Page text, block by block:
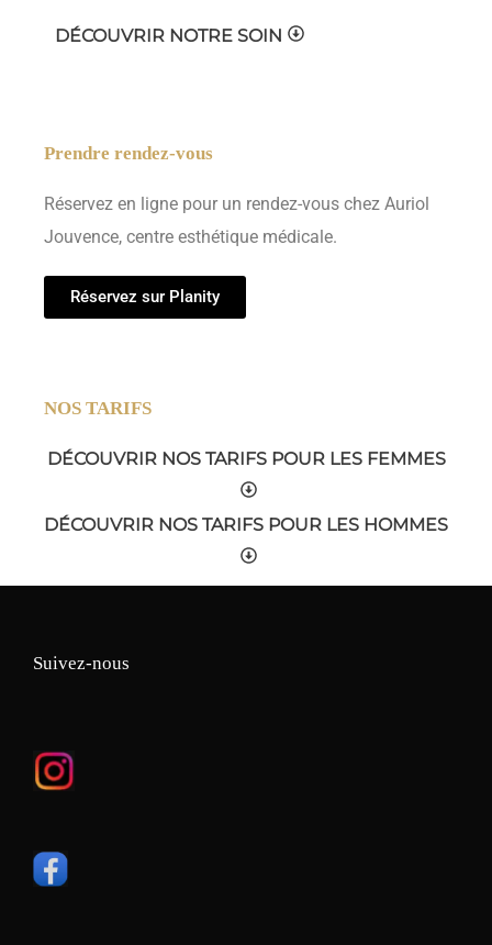
DÉCOUVRIR NOTRE SOIN
Prendre rendez-vous
Réservez en ligne pour un rendez-vous chez Auriol
Jouvence, centre esthétique médicale.
Réservez sur Planity
NOS TARIFS
DÉCOUVRIR NOS TARIFS POUR LES FEMMES
DÉCOUVRIR NOS TARIFS POUR LES HOMMES
Suivez-nous